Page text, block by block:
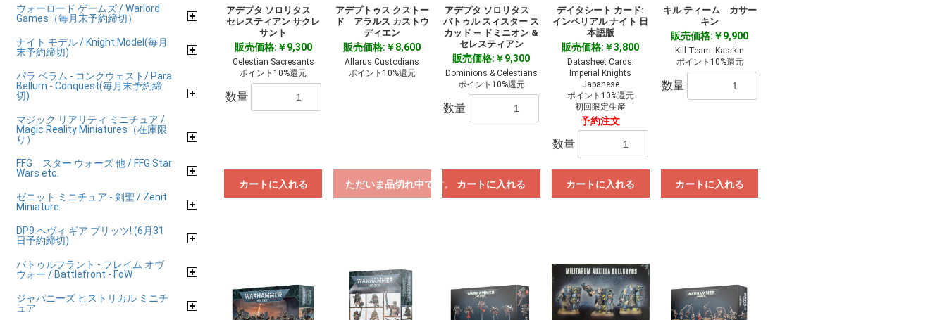
ウォーロード ゲームズ / Warlord
Games（毎月末予約締切）
ナイト モデル / Knight Model(毎月
末予約締切)
パラ ベラム - コンクウェスト/ Para
Bellum - Conquest(毎月末予約締
切)
マジック リアリティ ミニチュア /
Magic Reality Miniatures（在庫限
り）
FFG スター ウォーズ 他 / FFG Star
Wars etc.
ゼニット ミニチュア - 剣聖 / Zenit
Miniature
DP9 ヘヴィ ギア ブリッツ! (6月31
日予約締切)
バトゥルフラント - フレイム オヴ
ウォー / Battlefront - FoW
ジャパニーズ ヒストリカル ミニチ
ュア
アデプタ ソロリタス
セレスティアン サクレ
サント
販売価格:￥9,300
Celestian Sacresants
ポイント10%還元
数量
カートに入れる
アデプトゥス クストー
ド アラルス カストウ
ディエン
販売価格:￥8,600
Allarus Custodians
ポイント10%還元
ただいま品切れ中です。
アデプタ ソロリタス
バトゥル スィスター ス
カッド ― ドミニオン &
セレスティアン
販売価格:￥9,300
Dominions & Celestians
ポイント10%還元
数量
カートに入れる
デイタシート カード:
インペリアル ナイト 日
本語版
販売価格:￥3,800
Datasheet Cards:
Imperial Knights
Japanese
ポイント10%還元
初回限定生産
予約注文
数量
カートに入れる
キル ティーム カサー
キン
販売価格:￥9,900
Kill Team: Kasrkin
ポイント10%還元
数量
カートに入れる